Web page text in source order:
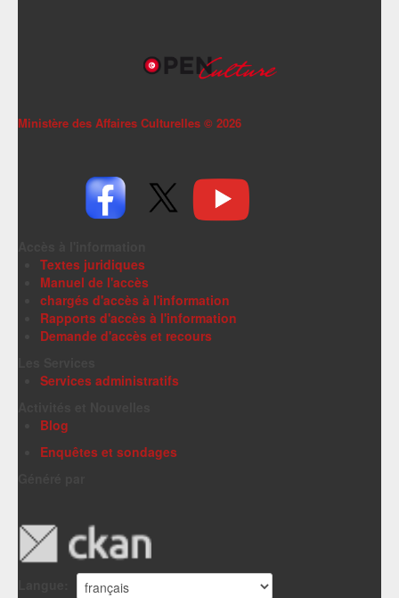
Ministère des Affaires Culturelles © 2026
Textes juridiques
Manuel de l'accès
chargés d'accès à l'information
Rapports d'accès à l'information
Demande d'accès et recours
Services administratifs
Blog
Enquêtes et sondages